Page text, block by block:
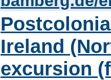
Ireland
excursion